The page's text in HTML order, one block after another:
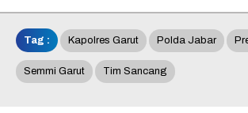
Tag : Kapolres Garut Polda Jabar
Semmi Garut Tim Sancang